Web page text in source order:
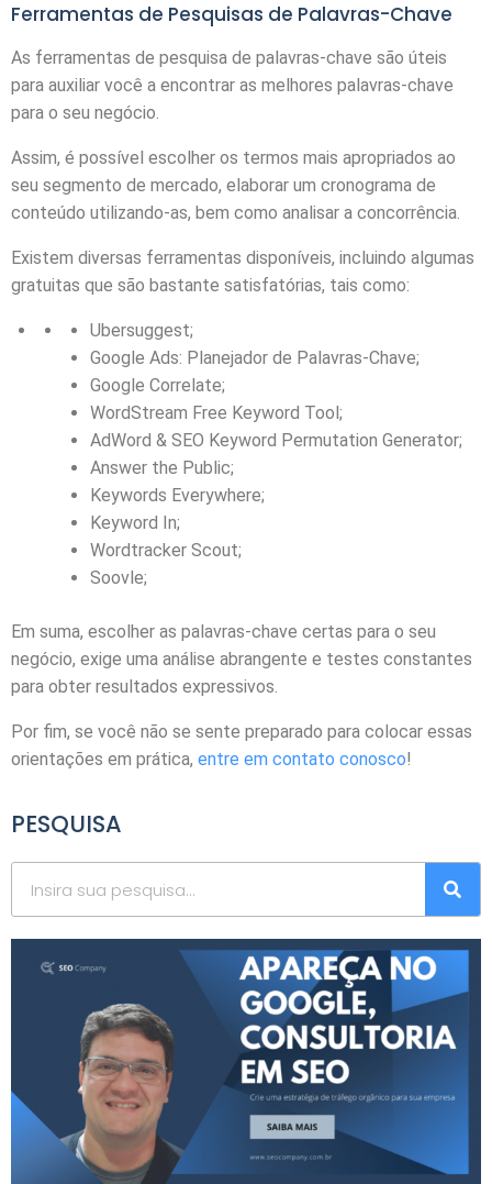
Ferramentas de Pesquisas de Palavras-Chave
As ferramentas de pesquisa de palavras-chave são úteis
para auxiliar você a encontrar as melhores palavras-chave
para o seu negócio.
Assim, é possível escolher os termos mais apropriados ao
seu segmento de mercado, elaborar um cronograma de
conteúdo utilizando-as, bem como analisar a concorrência.
Existem diversas ferramentas disponíveis, incluindo algumas
gratuitas que são bastante satisfatórias, tais como:
Ubersuggest;
Google Ads: Planejador de Palavras-Chave;
Google Correlate;
WordStream Free Keyword Tool;
AdWord & SEO Keyword Permutation Generator;
Answer the Public;
Keywords Everywhere;
Keyword In;
Wordtracker Scout;
Soovle;
Em suma, escolher as palavras-chave certas para o seu
negócio, exige uma análise abrangente e testes constantes
para obter resultados expressivos.
Por fim, se você não se sente preparado para colocar essas
orientações em prática, entre em contato conosco!
PESQUISA